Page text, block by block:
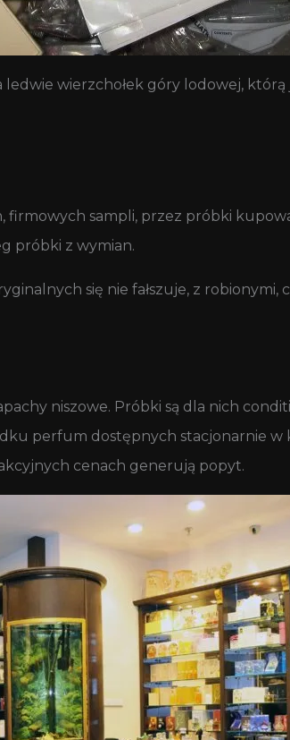
wierzchołek góry lodowej,
firmowych sampli, przez próbki
próbki z wymian.
się nie fałszuje, z robionymi,
niszowe. Próbki są dla nich
perfum dostępnych stacjonarnie w
cenach generują popyt.